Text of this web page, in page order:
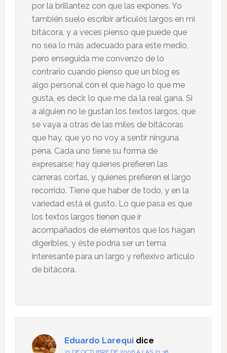
por la brillantez con que las expones. Yo
también suelo escribir artículos largos en mi
bitácora, y a veces pienso que puede que
no sea lo más adecuado para este medio,
pero enseguida me convenzo de lo
contrario cuando pienso que un blog es
algo personal con el que hago lo que me
gusta, es decir, lo que me da la real gana. Si
a alguien no le gustan los textos largos, que
se vaya a otras de las miles de bitácoras
que hay, que yo no voy a sentir ninguna
pena. Cada uno tiene su forma de
expresarse; hay quienes prefieren las
carreras cortas, y quienes prefieren el largo
recorrido. Tiene que haber de todo, y en la
variedad está el gusto. Lo que pasa es que
los textos largos tienen que ir
acompañados de elementos que los hagan
digeribles, y éste podría ser un tema
interesante para un largo y reflexivo artículo
de bitácora.
Eduardo Larequi dice